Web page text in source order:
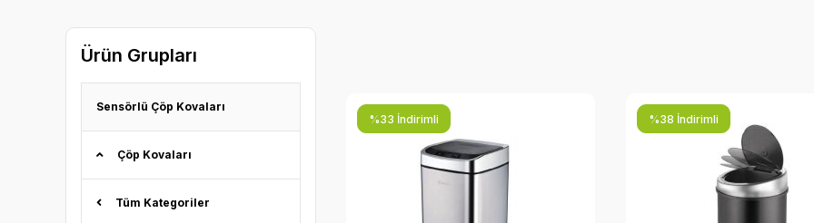
Ürün Grupları
Sensörlü Çöp Kovaları
Çöp Kovaları
Tüm Kategoriler
%33 İndirimli %38 İndirimli